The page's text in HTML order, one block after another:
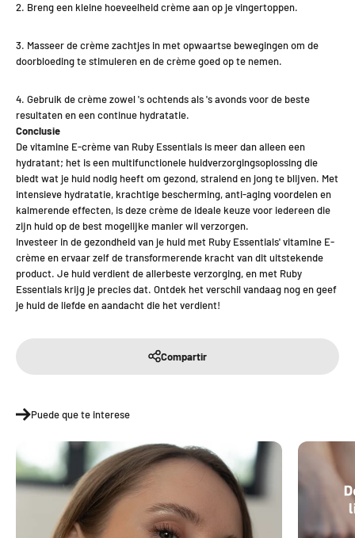
Breng een kleine hoeveelheid crème aan op je vingertoppen.
Masseer de crème zachtjes in met opwaartse bewegingen om de
doorbloeding te stimuleren en de crème goed op te nemen.
Gebruik de crème zowel 's ochtends als 's avonds voor de beste
resultaten en een continue hydratatie.
Conclusie
De vitamine E-crème van Ruby Essentials is meer dan alleen een
hydratant; het is een multifunctionele huidverzorgingsoplossing die
biedt wat je huid nodig heeft om gezond, stralend en jong te blijven. Met
intensieve hydratatie, krachtige bescherming, anti-aging voordelen en
kalmerende effecten, is deze crème de ideale keuze voor iedereen die
zijn huid op de best mogelijke manier wil verzorgen.
Investeer in de gezondheid van je huid met Ruby Essentials' vitamine E-
crème en ervaar zelf de transformerende kracht van dit uitstekende
product. Je huid verdient de allerbeste verzorging, en met Ruby
Essentials krijg je precies dat. Ontdek het verschil vandaag nog en geef
je huid de liefde en aandacht die het verdient!
Compartir
Puede que te interese